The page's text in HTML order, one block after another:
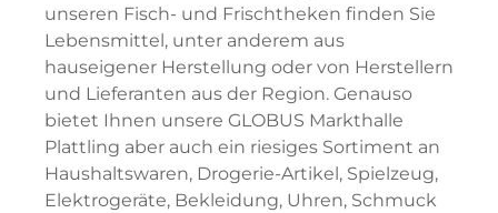
unseren Fisch- und Frischtheken finden Sie
Lebensmittel, unter anderem aus
hauseigener Herstellung oder von Herstellern
und Lieferanten aus der Region. Genauso
bietet Ihnen unsere GLOBUS Markthalle
Plattling aber auch ein riesiges Sortiment an
Haushaltswaren, Drogerie-Artikel, Spielzeug,
Elektrogeräte, Bekleidung, Uhren, Schmuck